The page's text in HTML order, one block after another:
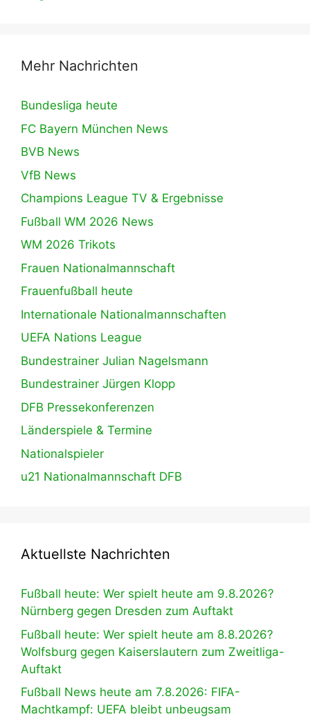
Mehr Nachrichten
Bundesliga heute
FC Bayern München News
BVB News
VfB News
Champions League TV & Ergebnisse
Fußball WM 2026 News
WM 2026 Trikots
Frauen Nationalmannschaft
Frauenfußball heute
Internationale Nationalmannschaften
UEFA Nations League
Bundestrainer Julian Nagelsmann
Bundestrainer Jürgen Klopp
DFB Pressekonferenzen
Länderspiele & Termine
Nationalspieler
u21 Nationalmannschaft DFB
Aktuellste Nachrichten
Fußball heute: Wer spielt heute am 9.8.2026?
Nürnberg gegen Dresden zum Auftakt
Fußball heute: Wer spielt heute am 8.8.2026?
Wolfsburg gegen Kaiserslautern zum Zweitliga-
Auftakt
Fußball News heute am 7.8.2026: FIFA-
Machtkampf: UEFA bleibt unbeugsam